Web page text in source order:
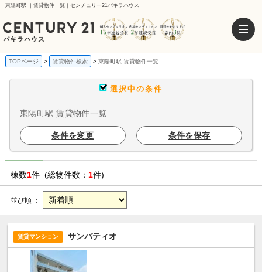
東陽町駅 ｜賃貸物件一覧｜センチュリー21パキラハウス
TOPページ 賃貸物件検索 東陽町駅 賃貸物件一覧
選択中の条件
東陽町駅 賃貸物件一覧
条件を変更 条件を保存
棟数1件 (総物件数： 1件)
並び順 ：
賃貸マンション サンパティオ